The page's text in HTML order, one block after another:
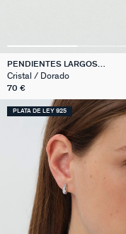
PENDIENTES LARGOS
CANDY
Cristal / Dorado
70 €
PLATA DE LEY 925